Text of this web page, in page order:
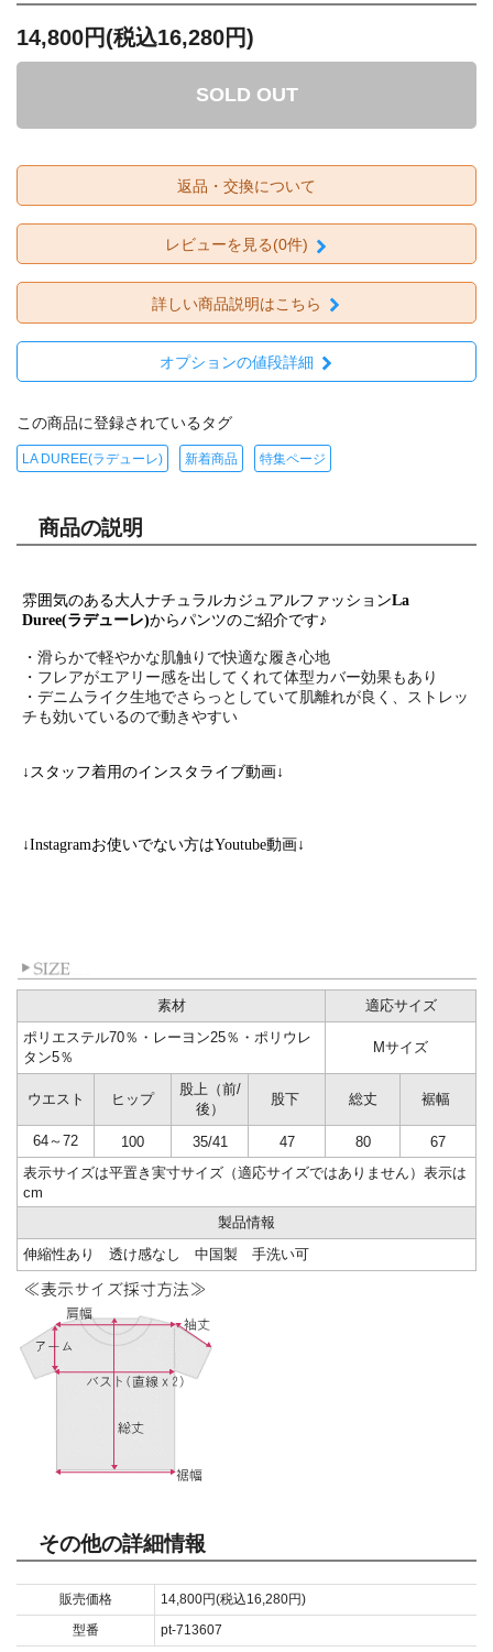
14,800円(税込16,280円)
SOLD OUT
返品・交換について
レビューを見る(0件)
詳しい商品説明はこちら
オプションの値段詳細
この商品に登録されているタグ
LA DUREE(ラデューレ) 新着商品 特集ページ
商品の説明
雰囲気のある大人ナチュラルカジュアルファッションLa
Duree(ラデューレ)からパンツのご紹介です♪
・滑らかで軽やかな肌触りで快適な履き心地
・フレアがエアリー感を出してくれて体型カバー効果もあり
・デニムライク生地でさらっとしていて肌離れが良く、ストレッ
チも効いているので動きやすい
↓スタッフ着用のインスタライブ動画↓
↓Instagramお使いでない方はYoutube動画↓
素材
適応サイズ
ポリエステル70％・レーヨン25％・ポリウレ
タン5％
Mサイズ
ウエスト ヒップ
股上（前/
後）
股下 総丈 裾幅
64～72 100 35/41 47 80
67
表示サイズは平置き実寸サイズ（適応サイズではありません）表示は
cm
製品情報
伸縮性あり 透け感なし 中国製 手洗い可
その他の詳細情報
販売価格
14,800円(税込16,280円)
型番
pt-713607